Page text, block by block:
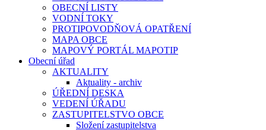
OBECNÍ LISTY
VODNÍ TOKY
PROTIPOVODŇOVÁ OPATŘENÍ
MAPA OBCE
MAPOVÝ PORTÁL MAPOTIP
Obecní úřad
AKTUALITY
Aktuality - archiv
ÚŘEDNÍ DESKA
VEDENÍ ÚŘADU
ZASTUPITELSTVO OBCE
Složení zastupitelstva